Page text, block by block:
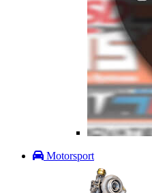
Motorsport